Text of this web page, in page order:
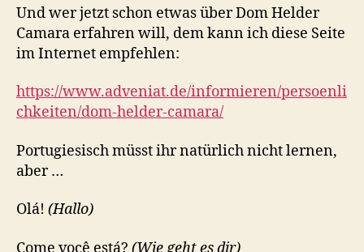
Und wer jetzt schon etwas über Dom Helder
Camara erfahren will, dem kann ich diese Seite
im Internet empfehlen:
https://www.adveniat.de/informieren/persoenli
chkeiten/dom-helder-camara/
Portugiesisch müsst ihr natürlich nicht lernen,
aber …
Olá! (Hallo)
Come você está? (Wie geht es dir)